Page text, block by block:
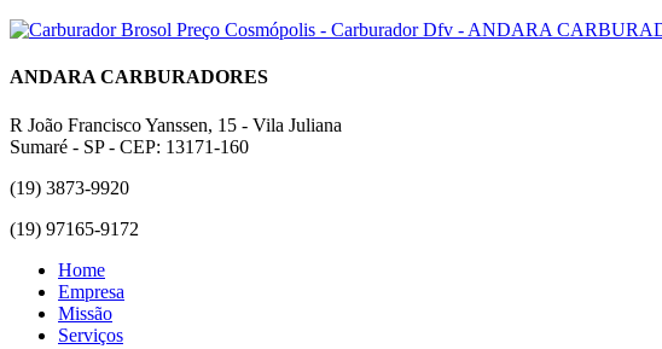
ANDARA CARBURADORES
R João Francisco Yanssen, 15 - Vila Juliana
Sumaré - SP - CEP: 13171-160
(19) 3873-9920
(19) 97165-9172
Home
Empresa
Missão
Serviços